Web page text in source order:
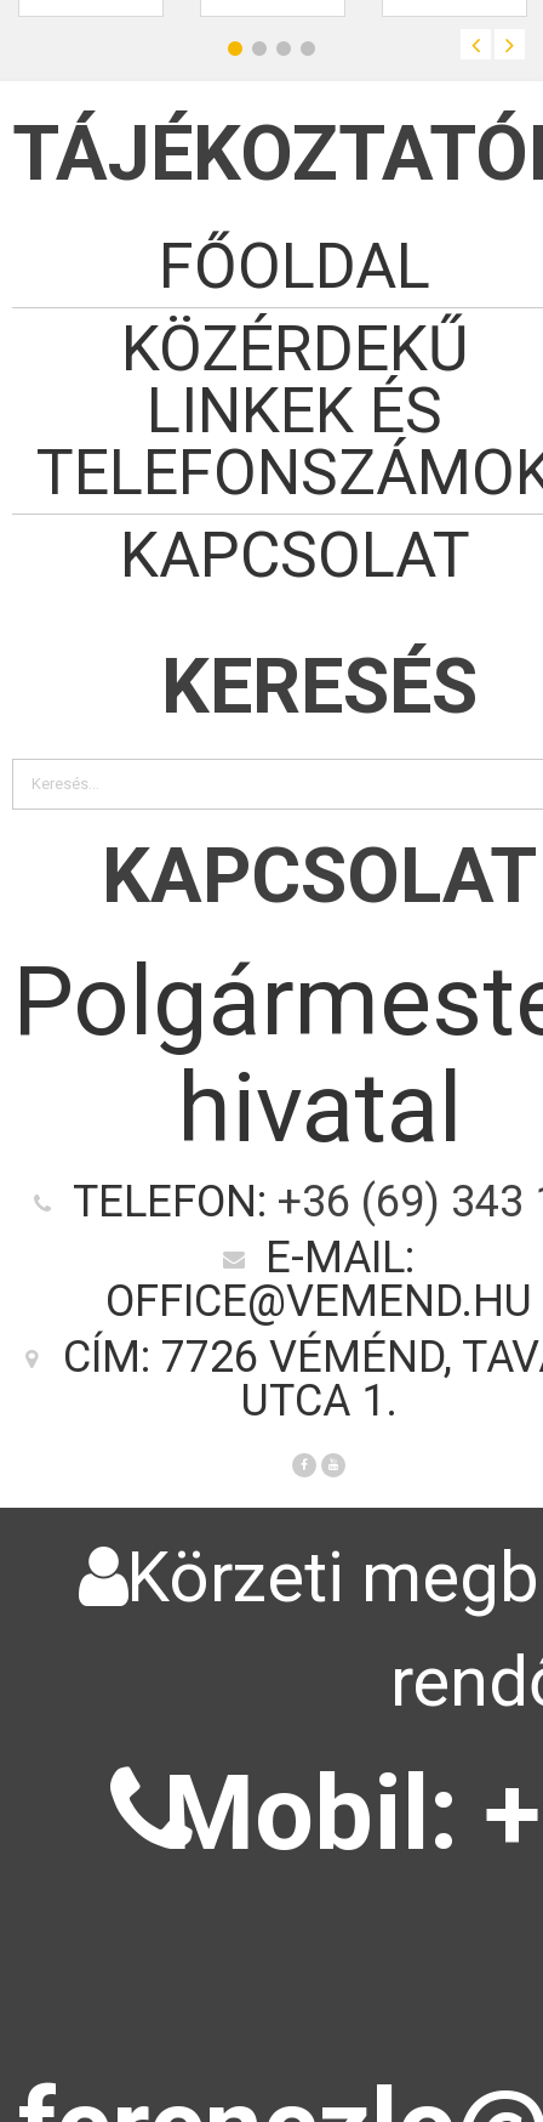
megbízotti
FŐOLDAL
KÖZÉRDEKŰ
LINKEK ÉS
KAPCSOLAT
KERESÉS
KAPCSOLAT
hivatal
TELEFON: +36 (69) 343
E-MAIL:
OFFICE@VEMEND.HU
CÍM: 7726 VÉMÉND,
UTCA 1.
Körzeti
Mobil: